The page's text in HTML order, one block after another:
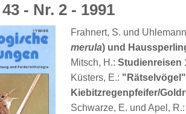
- Nr. 2 - 1991
Frahnert, S. und
merula) und
Mitsch, H.: Studienreisen
Küsters, E.:
Kiebitzregenpfeifer/
Schwarze, E. und Apel,